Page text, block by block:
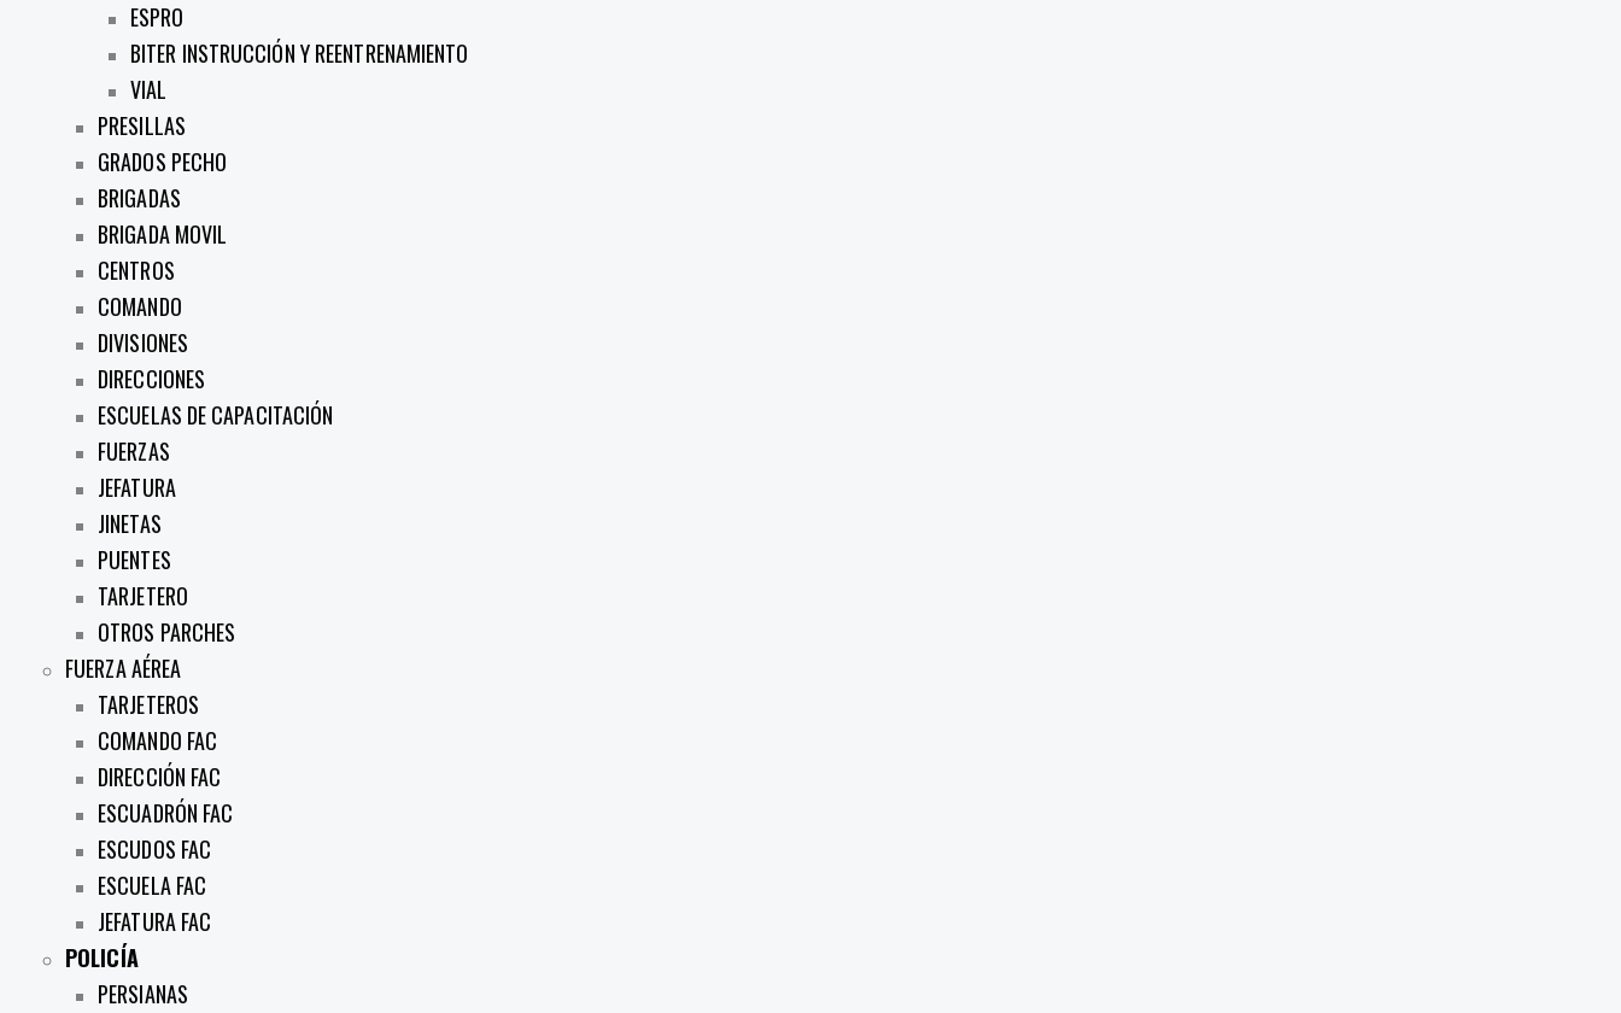
ESPRO
BITER INSTRUCCIÓN Y REENTRENAMIENTO
VIAL
PRESILLAS
GRADOS PECHO
BRIGADAS
BRIGADA MOVIL
CENTROS
COMANDO
DIVISIONES
DIRECCIONES
ESCUELAS DE CAPACITACIÓN
FUERZAS
JEFATURA
JINETAS
PUENTES
TARJETERO
OTROS PARCHES
FUERZA AÉREA
TARJETEROS
COMANDO FAC
DIRECCIÓN FAC
ESCUADRÓN FAC
ESCUDOS FAC
ESCUELA FAC
JEFATURA FAC
POLICÍA
PERSIANAS